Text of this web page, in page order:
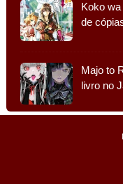
Koko
de
Majo to
livro no